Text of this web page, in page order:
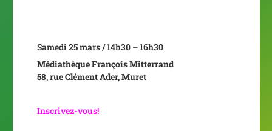
Samedi 25 mars / 14h30 – 16h30
Médiathèque François Mitterrand
58, rue Clément Ader, Muret
Inscrivez-vous!